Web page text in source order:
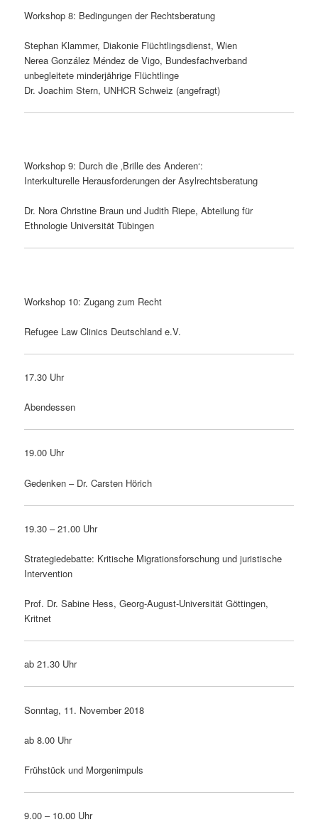
Workshop 8: Bedingungen der Rechtsberatung
Stephan Klammer, Diakonie Flüchtlingsdienst, Wien
Nerea González Méndez de Vigo, Bundesfachverband
unbegleitete minderjährige Flüchtlinge
Dr. Joachim Stern, UNHCR Schweiz (angefragt)
Workshop 9: Durch die ‚Brille des Anderen‘:
Interkulturelle Herausforderungen der Asylrechtsberatung
Dr. Nora Christine Braun und Judith Riepe, Abteilung für
Ethnologie Universität Tübingen
Workshop 10: Zugang zum Recht
Refugee Law Clinics Deutschland e.V.
17.30 Uhr
Abendessen
19.00 Uhr
Gedenken – Dr. Carsten Hörich
19.30 – 21.00 Uhr
Strategiedebatte: Kritische Migrationsforschung und juristische
Intervention
Prof. Dr. Sabine Hess, Georg-August-Universität Göttingen,
Kritnet
ab 21.30 Uhr
Sonntag, 11. November 2018
ab 8.00 Uhr
Frühstück und Morgenimpuls
9.00 – 10.00 Uhr